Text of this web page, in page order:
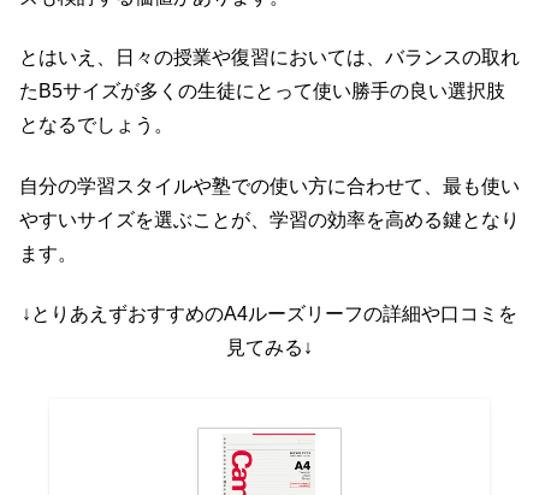
とはいえ、日々の授業や復習においては、バランスの取れ
たB5サイズが多くの生徒にとって使い勝手の良い選択肢
となるでしょう。
自分の学習スタイルや塾での使い方に合わせて、最も使い
やすいサイズを選ぶことが、学習の効率を高める鍵となり
ます。
↓とりあえずおすすめのA4ルーズリーフの詳細や口コミを
見てみる↓